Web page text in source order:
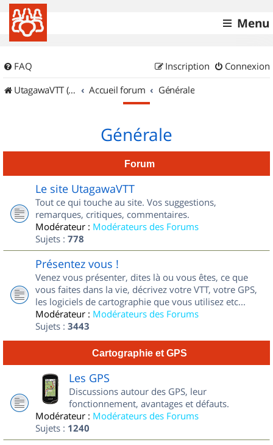
Menu
FAQ Connexion
Inscription
UtagawaVTT (Randos VTT et VTTAE avec traces GPS)
Accueil forum Générale
Générale
Forum
Le site UtagawaVTT
Tout ce qui touche au site. Vos suggestions,
remarques, critiques, commentaires.
Modérateur : Modérateurs des Forums
Sujets : 778
Présentez vous !
Venez vous présenter, dites là ou vous êtes, ce que
vous faites dans la vie, décrivez votre VTT, votre GPS,
les logiciels de cartographie que vous utilisez etc...
Modérateur : Modérateurs des Forums
Sujets : 3443
Cartographie et GPS
Les GPS
Discussions autour des GPS, leur
fonctionnement, avantages et défauts.
Modérateur : Modérateurs des Forums
Sujets : 1240